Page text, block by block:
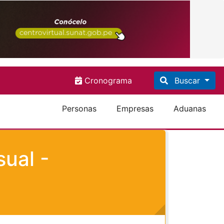
Cronograma Buscar
Personas Empresas Aduanas
-